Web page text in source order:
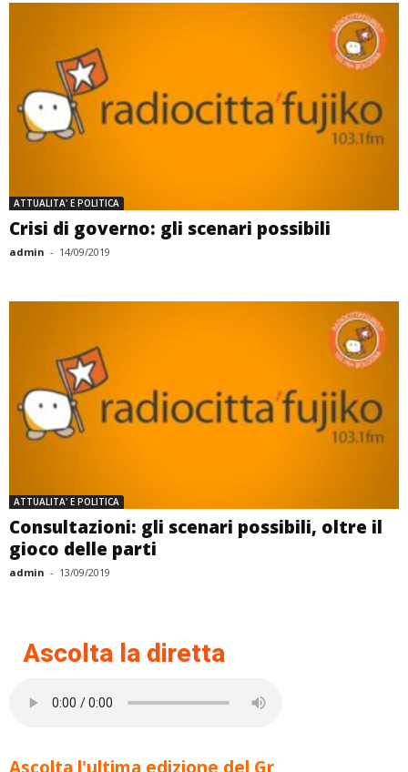
ATTUALITA' E POLITICA
Crisi di governo: gli scenari possibili
admin - 14/09/2019
ATTUALITA' E POLITICA
Consultazioni: gli scenari possibili, oltre il
gioco delle parti
admin - 13/09/2019
Ascolta la diretta